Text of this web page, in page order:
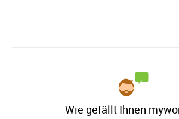
Wie gefällt Ihnen